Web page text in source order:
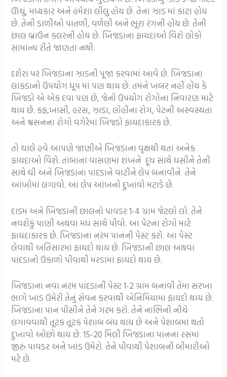
ઊંચું, મધ્યકાર અને હંમેશા લીલુ હોય છે. તેના ઝાડ માં કાંટા હોય
છે. તેની ડાળીઓ પાતળી, વળેલી અને ભૂરા રંગની હોય છે. તેની
છાલ બ્રાઉન કલરની હોય છે. ખિજડાના ફાયદાઓ વિશે લોકો
સામાન્ય રીતે જાણતા નથી.
દશેરા પર ખિજડાના ઝાડની પૂજા કરવામાં આવે છે. ખિજડાના
લાકડાનો ઉપયોગ ધૂપ માં પણ થાય છે. તમને ખબર નહીં હોય કે
ખિજડો એ એક દવા પણ છે, જેનો ઉપયોગ રોગોના નિવારણ માટે
થાય છે. કફ,ખાંસી, હરસ, ઝાડા, લોહીના રોગ, પેટની અસ્વસ્થતા
અને શ્વસનના રોગો વગેરેમાં ખિજડો ફાયદાકારક છે.
તો ચાલે હવે આપણે જાણીએ ખિજડાના વૃક્ષથી થતાં અનેક
ફાયદાઓ વિશે. તાંબાનાં વાસણમાં શંખને દૂધ સાથે ધસીને તેની
સાથે ઘી અને ખિજડાના પાંદડાને વાટીને લેપ બનાવીને તેને
આંખોમાં લગાવો. આ લેપ આંખનો દુખાવો મટાડે છે.
દાડમ અને ખિજડાની છાલનો પાવડર 1-4 ગ્રામ જેટલો લો. તેને
નવશેકું પાણી અથવા મધ સાથે પીવો. આ પેટના રોગો માટે
ફાયદાકારક છે. ખિજડાના નરમ પાનની પેસ્ટ કરો. આ પેસ્ટ
લેવાથી અતિસારમાં ફાયદો થાય છે. ખિજડાની છાલ અથવા
પાંદડાનો ઉકાળો પીવાથી મરડામાં ફાયદો થાય છે.
ખિજડાના નવા નરમ પાંદડાની પેસ્ટ 1-2 ગ્રામ બનાવી તેમા સરખા
ભાગે ખાંડ ઉમેરી તેનું સેવન કરવાથી એનિમિયામાં ફાયદો થાય છે.
ખિજડાના પાન પીસીને તેને ગરમ કરો. તેને નાભિની નીચે
લગાવવાથી તૂટક તૂટક પેશાબ બંધ થાય છે અને પેશાબમાં થતો
દુખાવો ઓછો થાય છે. 15-20 મિલી ખિજડાના પાનના રસમાં
જીરું પાવડર અને ખાંડ ઉમેરો. તેને પીવાથી પેશાબની બીમારીઓ
મટે છે.